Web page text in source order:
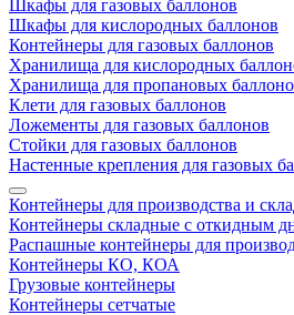
Шкафы для газовых баллонов
Шкафы для кислородных баллонов
Контейнеры для газовых баллонов
Хранилища для кислородных
Хранилища для пропановых
Клети для газовых баллонов
Ложементы для газовых баллонов
Стойки для газовых баллонов
Настенные крепления для газовых
Контейнеры для производства и
Контейнеры складные с откидным
Распашные контейнеры для
Контейнеры КО, КОА
Грузовые контейнеры
Контейнеры сетчатые